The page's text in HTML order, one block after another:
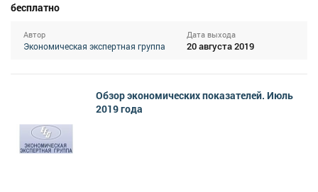
бесплатно
Автор
Экономическая экспертная группа
Дата выхода
20 августа 2019
Обзор экономических показателей. Июль
2019 года